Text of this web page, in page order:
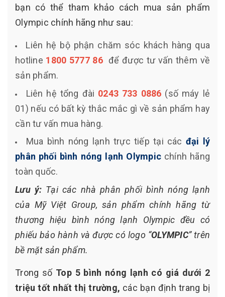
bạn có thể tham khảo cách mua sản phẩm
Olympic chính hãng như sau:
Liên hệ bộ phận chăm sóc khách hàng qua
hotline 1800 5777 86để được tư vấn thêm về
sản phẩm.
Liên hệ tổng đài 0243 733 0886 (số máy lẻ
01) nếu có bất kỳ thắc mắc gì về sản phẩm hay
cần tư vấn mua hàng.
Mua bình nóng lạnh trực tiếp tại các đại lý
phân phối bình nóng lạnh Olympic chính hãng
toàn quốc.
Lưu ý: Tại các nhà phân phối bình nóng lạnh
của Mỹ Việt Group, sản phẩm chính hãng từ
thương hiệu bình nóng lạnh Olympic đều có
phiếu bảo hành và được có logo “OLYMPIC” trên
bề mặt sản phẩm.
Trong số Top 5 bình nóng lạnh có giá dưới 2
triệu tốt nhất thị trường, các bạn định trang bị